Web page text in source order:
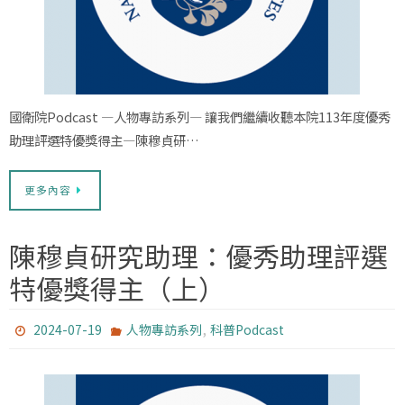
國衛院Podcast —人物專訪系列— 讓我們繼續收聽本院113年度優秀
助理評選特優獎得主—陳穆貞研…
更多內容
陳穆貞研究助理：優秀助理評選
特優獎得主（上）
2024-07-19 人物專訪系列, 科普Podcast